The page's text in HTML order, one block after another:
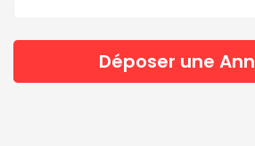
Déposer une